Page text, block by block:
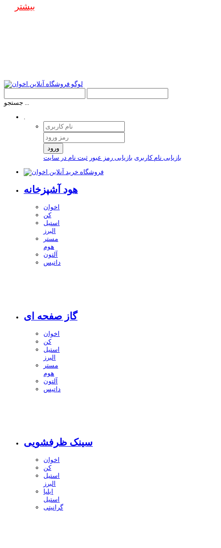
جستجو ...
.
ورود
بازیابی نام کاربری بازیابی رمز عبور ثبت نام در سایت
هود آشپزخانه
اخوان
کن
استیل
البرز
مستر
هوم
آلتون
داتیس
گاز صفحه ای
اخوان
کن
استیل
البرز
مستر
هوم
آلتون
داتیس
سینک ظرفشویی
اخوان
کن
استیل
البرز
ایلیا
استیل
گرانیتی
بیشتر